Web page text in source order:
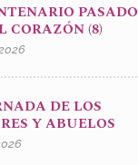
PASADO
CORAZÓN (8)
DE LOS
Y ABUELOS